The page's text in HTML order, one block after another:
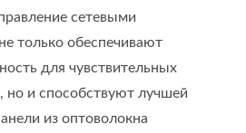
сетевыми
только обеспечивают
для чувствительных
но и способствуют лучшей
из оптоволокна